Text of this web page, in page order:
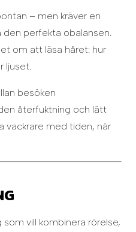
– men kräver en
perfekta obalansen.
om att läsa håret: hur
ljuset.
besöken
återfuktning och lätt
vackrare med tiden, när
vill kombinera rörelse,